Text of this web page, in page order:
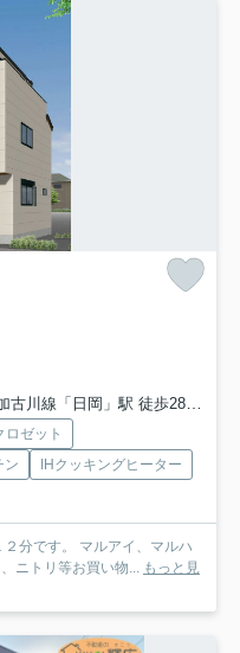
古川線「日岡」駅 徒歩28分
ロゼット
ン
IHクッキングヒーター
分です。 マルアイ、マルハ
ニトリ等お買い物... もっと見